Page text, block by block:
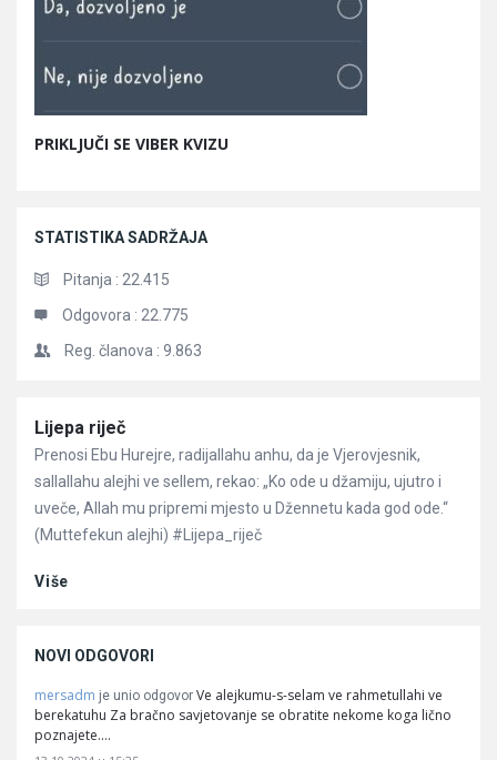
PRIKLJUČI SE VIBER KVIZU
STATISTIKA SADRŽAJA
Pitanja : 22.415
Odgovora : 22.775
Reg. članova : 9.863
Članci
Lijepa riječ
Prenosi Ebu Hurejre, radijallahu anhu, da je Vjerovjesnik,
sallallahu alejhi ve sellem, rekao: „Ko ode u džamiju, ujutro i
uveče, Allah mu pripremi mjesto u Džennetu kada god ode.“
(Muttefekun alejhi) #Lijepa_riječ
Više
NOVI ODGOVORI
mersadm je unio odgovor Ve alejkumu-s-selam ve rahmetullahi ve
berekatuhu Za bračno savjetovanje se obratite nekome koga lično
poznajete.…